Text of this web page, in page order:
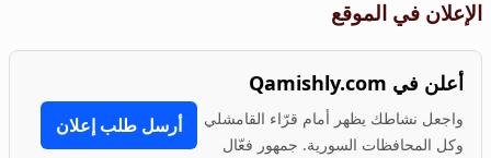
الإعلان في الموقع
أعلن في Qamishly.com
واجعل نشاطك يظهر أمام قرّاء القامشلي
وكل المحافظات السورية. جمهور فعّال
أرسل طلب إعلان